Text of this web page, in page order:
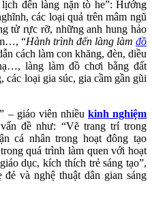
đến làng nặn tò he”: Hướng
các loại quả trên mâm ngũ
tử rực rỡ, những anh hung hảo
“Hành trình đến làng làm đồ
cách làm con khăng, đèn, diều
làng làm đồ chơi bằng đất
các loại gia súc, gia cầm gần gũi
– giáo viên nhiều kinh nghiệm
đề như: “Vẽ trang trí trong
cá nhân trong hoạt đông tạo
quá trình làm quen với hoạt
dục, kích thích trẻ sáng tạo”,
và nghệ thuật dân gian sáng